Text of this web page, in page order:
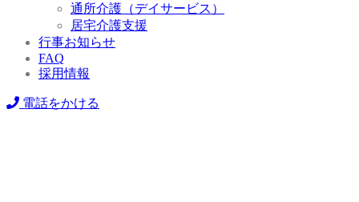
通所介護（デイサービス）
居宅介護支援
行事お知らせ
FAQ
採用情報
電話をかける